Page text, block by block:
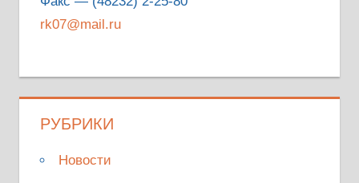
rk07@mail.ru
РУБРИКИ
Новости